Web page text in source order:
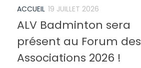
ACCUEIL 19 JUILLET 2026
ALV Badminton sera
présent au Forum des
Associations 2026 !